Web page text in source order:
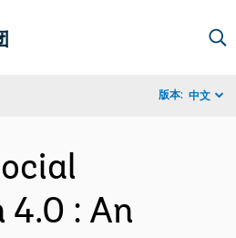
版本: 中文
: An